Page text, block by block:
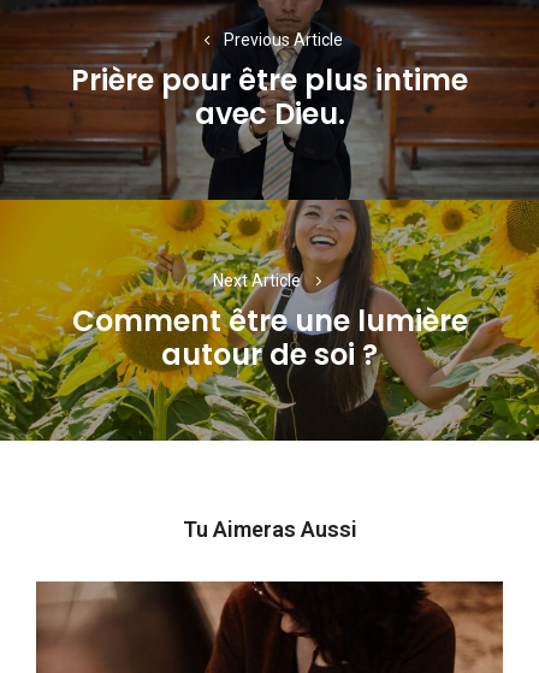
de
l’article
Previous Article
Previous
post:
Prière pour être plus intime
avec Dieu.
Next Article
Next
post:
Comment être une lumière
autour de soi ?
Tu Aimeras Aussi